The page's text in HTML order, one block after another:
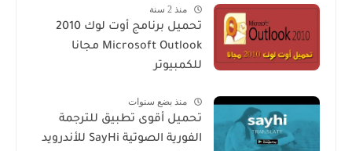
منذ 2 سنة
تحميل برنامج أوت لوك 2010
Microsoft Outlook مجانا
للكمبيوتر
منذ بضع سنوات
تحميل أقوى تطبيق للترجمة
الفورية الصوتية SayHi للأندرويد